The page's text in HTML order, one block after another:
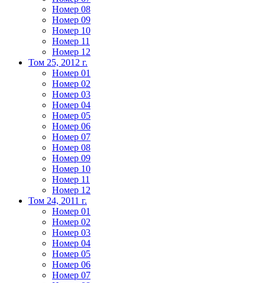
Номер 08
Номер 09
Номер 10
Номер 11
Номер 12
Том 25, 2012 г.
Номер 01
Номер 02
Номер 03
Номер 04
Номер 05
Номер 06
Номер 07
Номер 08
Номер 09
Номер 10
Номер 11
Номер 12
Том 24, 2011 г.
Номер 01
Номер 02
Номер 03
Номер 04
Номер 05
Номер 06
Номер 07